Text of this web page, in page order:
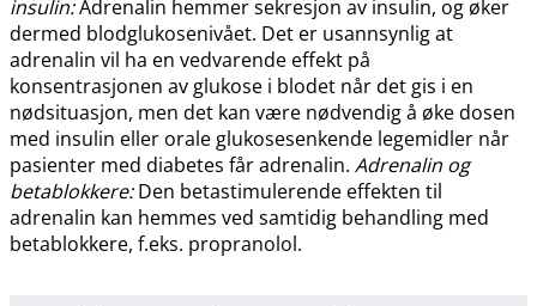
insulin:Adrenalin hemmer sekresjon av insulin, og øker
dermed blodglukosenivået. Det er usannsynlig at
adrenalin vil ha en vedvarende effekt på
konsentrasjonen av glukose i blodet når det gis i en
nødsituasjon, men det kan være nødvendig å øke dosen
med insulin eller orale glukosesenkende legemidler når
pasienter med diabetes får adrenalin. Adrenalin og
betablokkere:Den betastimulerende effekten til
adrenalin kan hemmes ved samtidig behandling med
betablokkere, f.eks. propranolol.